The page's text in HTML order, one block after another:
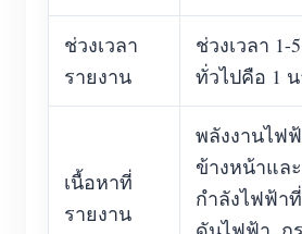
ช่วงเวลา
รายงาน
ช่วงเวลา 1-
ทั่วไปคือ 1
เนื้อหาที่
รายงาน
พลังงานไฟ
ข้างหน้าแล
กำลังไฟฟ้า